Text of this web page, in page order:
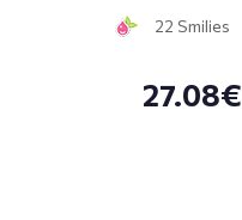
22 Smilies
27.08€